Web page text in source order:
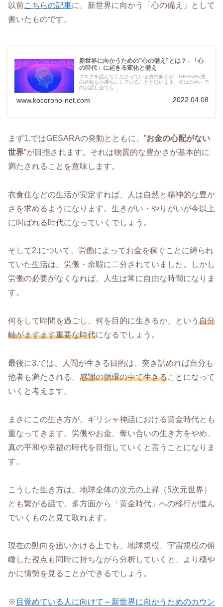
以前こちらの記事に、新世界に向かう「心の備え」として
書いたものです。
新世界に向かうための”心の備え”とは？ - 「心
の時代」に起きる変化と備え
ブログを読んでくださっている方の多くが、GESARA法
の発動を心待ちにしていることと思います。先日の神戸で
のお話し会でも...
www.kocorono-net.com 2022.04.08
まず1.ではGESARAの発動とともに、”お金の心配がない
世界”が目指されます。それは物質的な豊かさが基本的に
満たされることを意味します。
衣食住などの生活が安定すれば、人は自然と精神的な豊か
さを求めるようになります。生きがい・やりがいが今以上
に叫ばれる時代になっていくでしょう。
そして2.について、労働によってお金を稼ぐことに縛られ
ていた生活は、労働・余暇に二分されていました。しかし
労働の必要がなくなれば、人生は常に自由な時間になりま
す。
何をして時間を過ごし、何を目的に生きるか、という 自分
軸がますます重要な時代になるでしょう。
最後に3.では、人間が生きる目的は、突き詰めれば自分も
他者も満たされる、 感謝の循環の中で生きることになって
いくと考えます。
まさにこの生き方が、ギリシャ神話における黄金時代とも
重なってきます。労働やお金、奪い合いの生き方をやめ、
真の平和や幸福の時代を目指していくと言うことになりま
す。
こうした生き方は、地球全体の次元の上昇（5次元世界）
とも繋がる話で、多方面から「黄金時代」への移行が進ん
でいくものと見て取れます。
現在の動向を追いかける上でも、地球規模、宇宙規模の俯
瞰した視点も同時に持ちながら分析していくと、より穏や
かに情勢を見ることができるでしょう。
※ 目覚めている人に向けて～新世界に向かうためのカウン